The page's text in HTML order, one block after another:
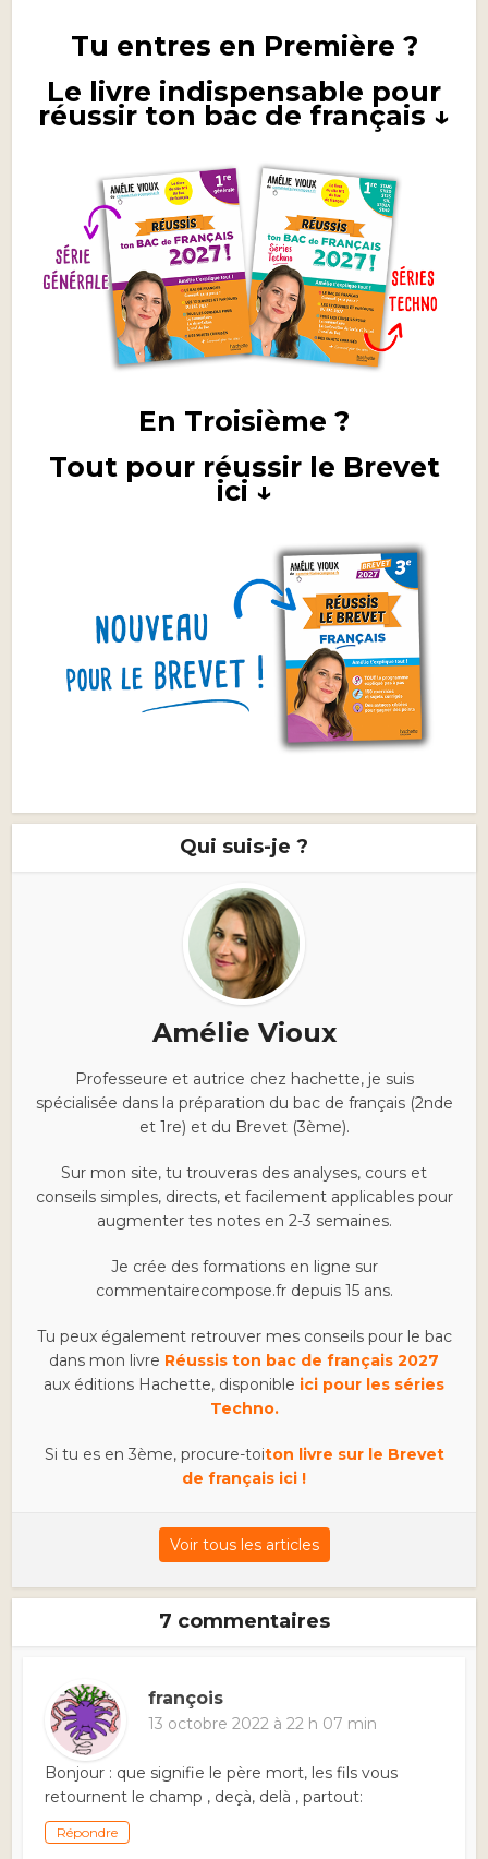
Tu entres en Première ?
Le livre indispensable pour
réussir ton bac de français ↓
En Troisième ?
Tout pour réussir le Brevet
ici ↓
Qui suis-je ?
Amélie Vioux
Professeure et autrice chez hachette, je suis
spécialisée dans la préparation du bac de français (2nde
et 1re) et du Brevet (3ème).
Sur mon site, tu trouveras des analyses, cours et
conseils simples, directs, et facilement applicables pour
augmenter tes notes en 2-3 semaines.
Je crée des formations en ligne sur
commentairecompose.fr depuis 15 ans.
Tu peux également retrouver mes conseils pour le bac
dans mon livre Réussis ton bac de français 2027
aux éditions Hachette, disponible ici pour les séries
Techno.
Si tu es en 3ème, procure-toiton livre sur le Brevet
de français ici !
Voir tous les articles
7 commentaires
françois
13 octobre 2022 à 22 h 07 min
Bonjour : que signifie le père mort, les fils vous
retournent le champ , deçà, delà , partout:
Répondre